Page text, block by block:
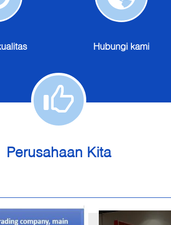
Hubungi
kami
Hubungi kami
Perusahaan Kita